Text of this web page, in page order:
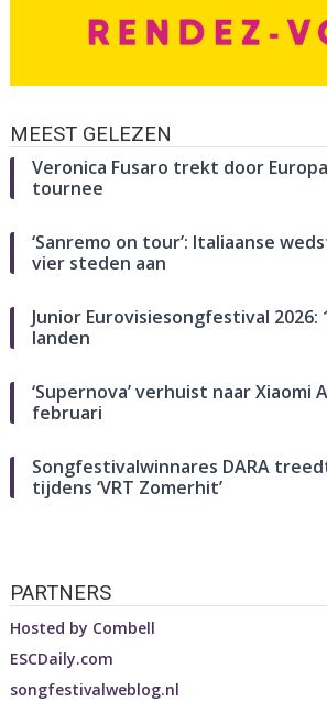
MEEST GELEZEN
Veronica Fusaro trekt door
tournee
‘Sanremo on tour’: Italiaanse
vier steden aan
Junior Eurovisiesongfestival 2026:
landen
‘Supernova’ verhuist naar Xiaomi
februari
Songfestivalwinnares DARA
tijdens ‘VRT Zomerhit’
PARTNERS
Hosted by Combell
ESCDaily.com
songfestivalweblog.nl